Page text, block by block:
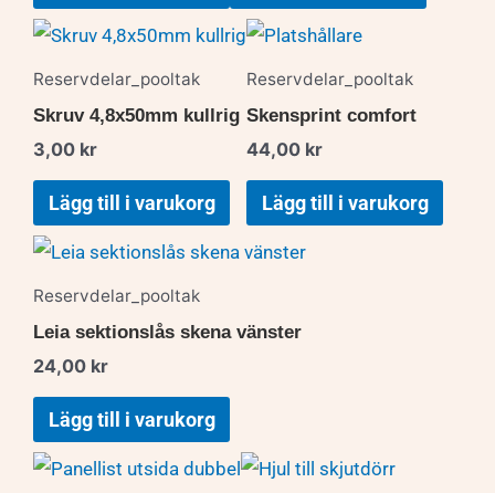
Reservdelar_pooltak
Skruv 4,8x50mm kullrig
3,00 kr
Lägg till i varukorg
Reservdelar_pooltak
Skensprint comfort
44,00 kr
Lägg till i varukorg
Reservdelar_pooltak
Leia sektionslås skena vänster
24,00 kr
Lägg till i varukorg